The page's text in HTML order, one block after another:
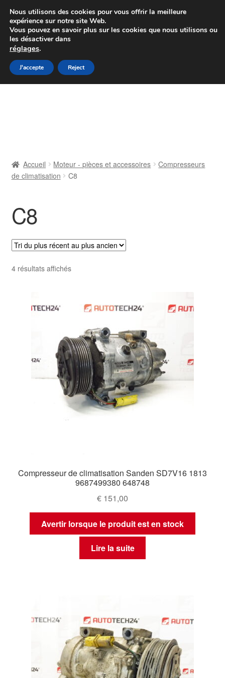
Colissimo livraison à partir de 7 EUR
Du lundi au vendredi de 9 h à 16 h
Aller
à
Aller
au
Contact
Livraison
Panier
Politique de confidentialité
Procédure de Réclamation
Termes et conditions
Accueil Moteur - pièces et accessoires
Compresseurs
de climatisation
C8
C8
4 résultats affichésTrié
ancien
Compresseur de climatisation Sanden SD7V16 1813
9687499380 648748
€ 151,00
Avertir lorsque le produit est en stock
Lire la suite
Nous utilisons des cookies pour vous offrir la meilleure
expérience sur notre site Web.
Vous pouvez en savoir plus sur les cookies que nous utilisons ou
les désactiver dans
réglages.
J'accepte Reject